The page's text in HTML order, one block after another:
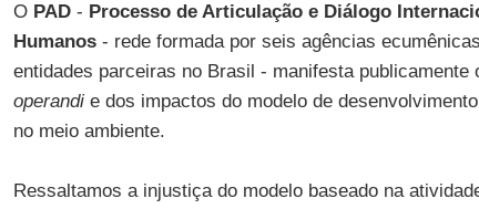
O PAD - Processo de Articulação e Diálogo
Humanos- rede formada por seis agências
entidades parceiras no Brasil - manifesta publicamente
operandi e dos impactos do modelo de
no meio ambiente.
Ressaltamos a injustiça do modelo baseado na